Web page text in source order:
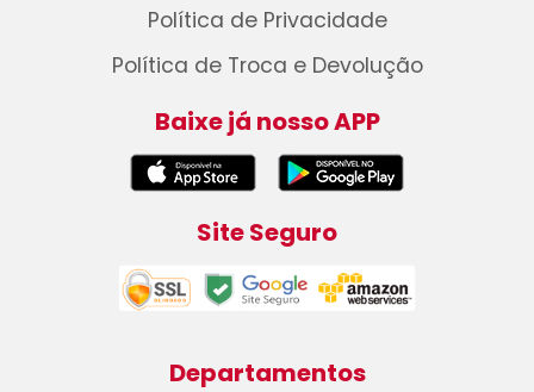
Política de Privacidade
Política de Troca e Devolução
Baixe já nosso APP
Site Seguro
Departamentos